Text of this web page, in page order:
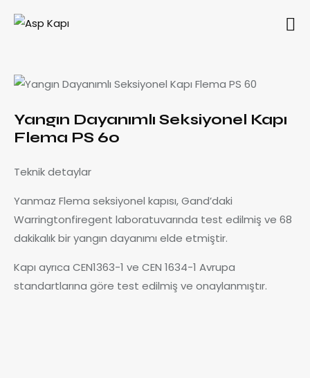
Yangın Dayanımlı Seksiyonel Kapı
Flema PS 60
Teknik detaylar
Yanmaz Flema seksiyonel kapısı, Gand’daki
Warringtonfiregent laboratuvarında test edilmiş ve 68
dakikalık bir yangın dayanımı elde etmiştir.
Kapı ayrıca CEN1363-1 ve CEN 1634-1 Avrupa
standartlarına göre test edilmiş ve onaylanmıştır.